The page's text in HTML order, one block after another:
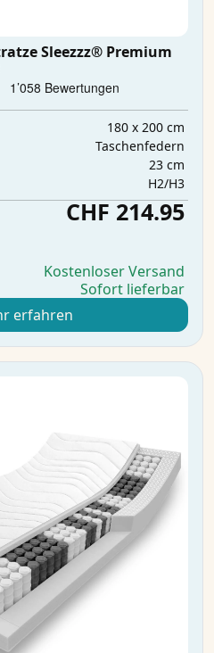
Sleezzz® Premium
180 x 200 cm
Taschenfedern
23 cm
H2/H3
CHF 214.95
Kostenloser Versand
Sofort lieferbar
erfahren